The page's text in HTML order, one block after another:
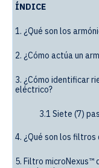
ÍNDICE
1. ¿Qué son los
2. ¿Cómo actúa un
3. ¿Cómo identificar
eléctrico?
3.1 Siete (7)
4. ¿Qué son los filtros
5. Filtro microNexus™